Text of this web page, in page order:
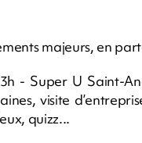
majeurs, en
- Super U Saint-
visite
quizz...